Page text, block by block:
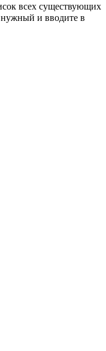
всех существующих
нужный и вводите в